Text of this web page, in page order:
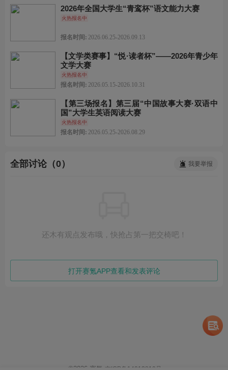
2026年全国大学生“青鸾杯”语文能力大赛
火热报名中
报名时间: 2026.06.25-2026.09.13
【文学类赛事】“悦·读者杯”——2026年青少年
文学大赛
火热报名中
报名时间: 2026.05.15-2026.10.31
【第三场报名】第三届“中国故事大赛·双语中
国”大学生英语阅读大赛
火热报名中
报名时间: 2026.05.25-2026.08.29
全部讨论（0） 我要举报
还木有观点发布哦，快抢占第一把交椅吧！
打开赛氪APP查看和发表评论